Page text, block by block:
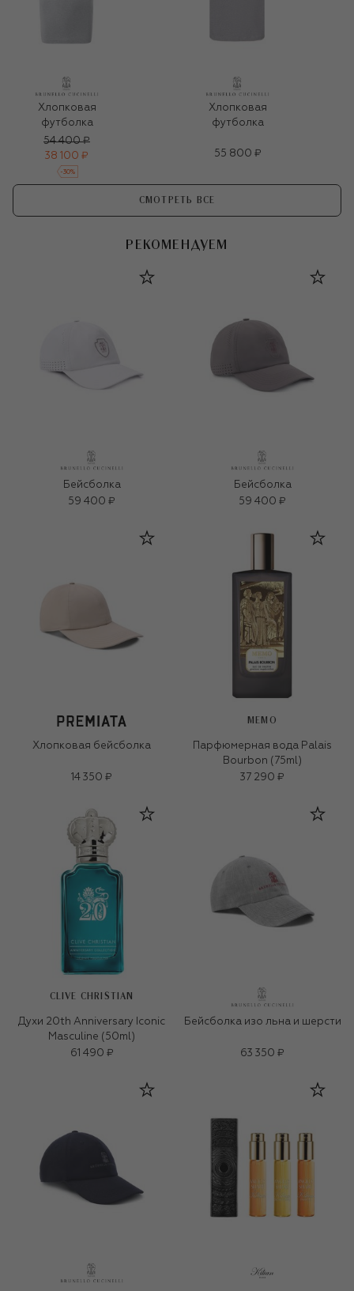
Хлопковая
футболка
54 400 ₽
38 100 ₽
-30%
Хлопковая
футболка
55 800 ₽
СМОТРЕТЬ ВСЕ
РЕКОМЕНДУЕМ
Бейсболка
59 400 ₽
Бейсболка
59 400 ₽
Хлопковая бейсболка
14 350 ₽
MEMO
Парфюмерная вода Palais
Bourbon (75ml)
37 290 ₽
CLIVE CHRISTIAN
Духи 20th Anniversary Iconic
Masculine (50ml)
61 490 ₽
Бейсболка изо льна и шерсти
63 350 ₽